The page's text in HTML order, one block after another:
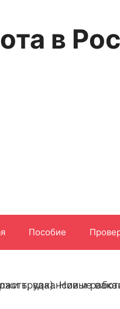
в
Пособие